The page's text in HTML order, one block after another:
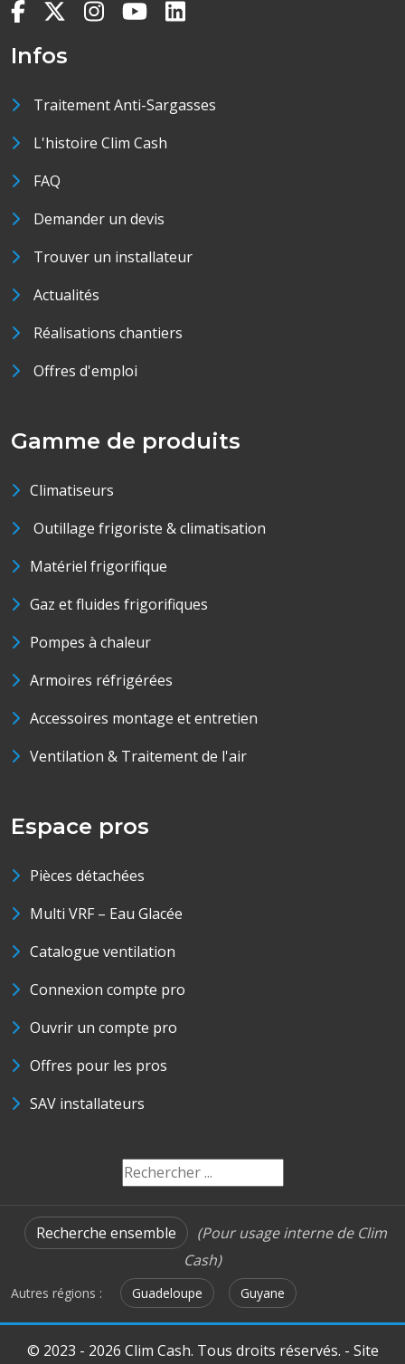
Infos
Traitement Anti-Sargasses
L'histoire Clim Cash
FAQ
Demander un devis
Trouver un installateur
Actualités
Réalisations chantiers
Offres d'emploi
Gamme de produits
Climatiseurs
Outillage frigoriste & climatisation
Matériel frigorifique
Gaz et fluides frigorifiques
Pompes à chaleur
Armoires réfrigérées
Accessoires montage et entretien
Ventilation & Traitement de l'air
Espace pros
Pièces détachées
Multi VRF – Eau Glacée
Catalogue ventilation
Connexion compte pro
Ouvrir un compte pro
Offres pour les pros
SAV installateurs
Recherche ensemble
(Pour usage interne de Clim
Cash)
Autres régions : Guadeloupe Guyane
© 2023 - 2026 Clim Cash. Tous droits réservés. - Site